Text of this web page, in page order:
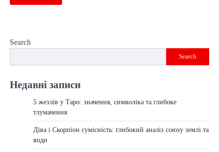
Search
Search
Недавні записи
5 жезлів у Таро: значення, символіка та глибоке
тлумачення
Діва і Скорпіон сумісність: глибокий аналіз союзу землі та
води